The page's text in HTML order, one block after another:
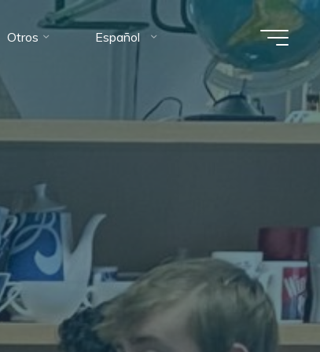
Otros Español